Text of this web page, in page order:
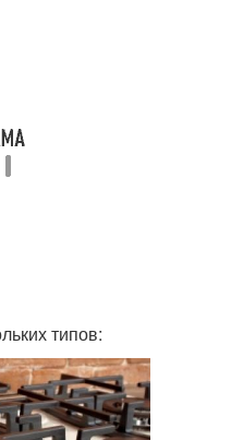
типов: